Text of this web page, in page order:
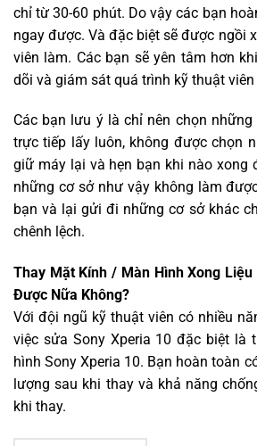
chỉ từ 30-60 phút. Do vậy các bạn
ngay được. Và đặc biệt sẽ được ngồi
viên làm. Các bạn sẽ yên tâm hơn
dõi và giám sát quá trình kỹ thuật viên
Các bạn lưu ý là chỉ nên chọn
trực tiếp lấy luôn, không được chọn
giữ máy lại và hẹn bạn khi nào xong
những cơ sở như vậy không làm
bạn và lại gửi đi những cơ sở khác
chênh lệch.
Thay Mặt Kính / Màn Hình Xong Liệu
Được Nữa Không?
Với đội ngũ kỹ thuật viên có nhiều
việc sửa Sony Xperia 10 đặc biệt là
hình Sony Xperia 10. Bạn hoàn toàn
lượng sau khi thay và khả năng
khi thay.